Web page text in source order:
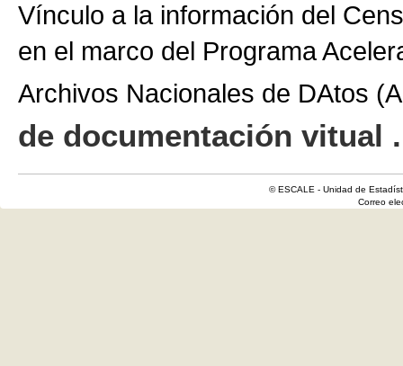
Vínculo a la información del
en el marco del Programa
Archivos Nacionales de DAtos
de documentación vitual
© ESCALE - Unidad de
Correo